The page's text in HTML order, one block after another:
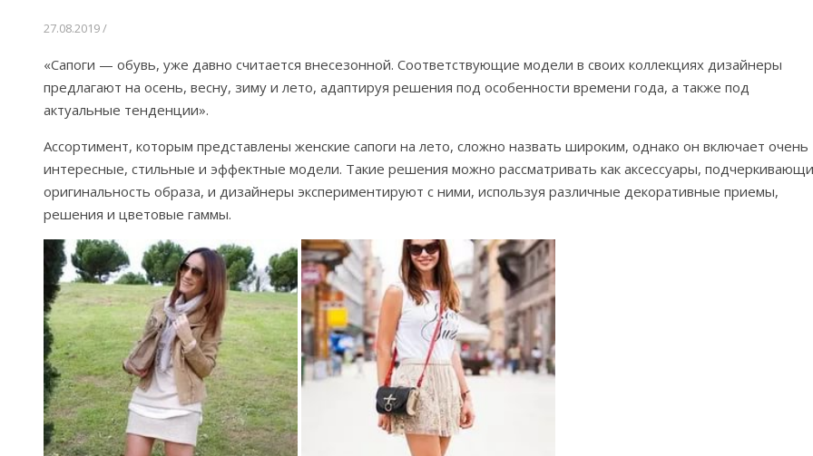
27.08.2019/
«Сапоги — обувь, уже давно считается внесезонной. Соответствующие модели в своих коллекциях дизайнеры
предлагают на осень, весну, зиму и лето, адаптируя решения под особенности времени года, а также под
актуальные тенденции».
Ассортимент, которым представлены женские сапоги на лето, сложно назвать широким, однако он включает очень
интересные, стильные и эффектные модели. Такие решения можно рассматривать как аксессуары,
оригинальность образа, и дизайнеры экспериментируют с ними, используя различные декоративные приемы,
решения и цветовые гаммы.